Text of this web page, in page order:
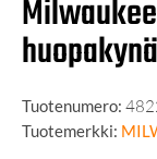
huopakynä
Tuotenumero:
Tuotemerkki: